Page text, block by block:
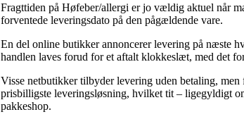
Fragttiden på Høfeber/allergi er jo vældig aktuel når
forventede leveringsdato på den pågældende vare.
En del online butikker annoncerer levering på næste
handlen laves forud for et aftalt klokkeslæt, med det
Visse netbutikker tilbyder levering uden betaling,
prisbilligste leveringsløsning, hvilket tit – ligegyldigt
pakkeshop.